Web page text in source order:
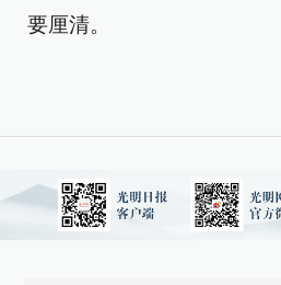
要厘清。